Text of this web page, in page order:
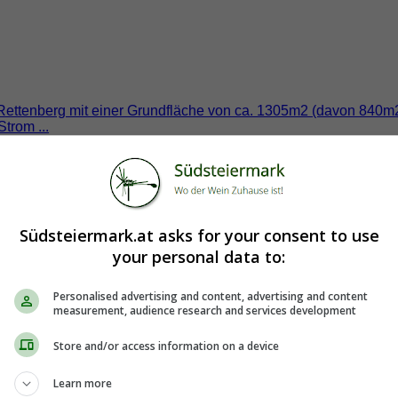
mit einer Grundfläche von ca. 1305m2 (davon
...
Lage in Deutschlandsberg!
Wohnsiedlung im Grünen befindet sich diese
Südsteiermark.at asks for your consent to use
your personal data to:
Personalised advertising and content, advertising and content
measurement, audience research and services development
Store and/or access information on a device
Learn more